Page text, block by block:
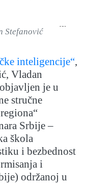
Stefanović
inteligencije“,
Vladan
je u
stručne
Srbije –
škola
i bezbednost
i
održanoj u